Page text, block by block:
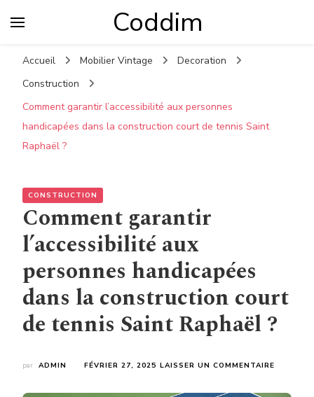
Coddim
Accueil Mobilier Vintage
Decoration
Construction
Comment garantir l’accessibilité aux personnes
handicapées dans la construction court de tennis Saint
Raphaël ?
CONSTRUCTION
Comment garantir
l’accessibilité aux
personnes handicapées
dans la construction court
de tennis Saint Raphaël ?
par ADMIN FÉVRIER 27, 2025 LAISSER UN COMMENTAIRE